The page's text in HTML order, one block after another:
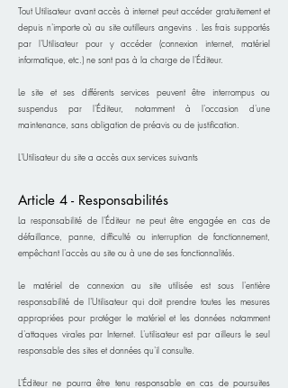
Tout Utilisateur avant accès à internet peut accéder gratuitement et
depuis n'importe où au site outilleurs angevins . Les frais supportés
par l'Utilisateur pour y accéder (connexion internet, matériel
informatique, etc.) ne sont pas à la charge de l'Éditeur.
Le site et ses différents services peuvent être interrompus ou
suspendus par l'Éditeur, notamment à l'occasion d'une
maintenance, sans obligation de préavis ou de justification.
L'Utilisateur du site a accès aux services suivants
Article 4 - Responsabilités
La responsabilité de l'Éditeur ne peut être engagée en cas de
défaillance, panne, difficulté ou interruption de fonctionnement,
empêchant l'accès au site ou à une de ses fonctionnalités.
Le matériel de connexion au site utilisée est sous l'entière
responsabilité de l'Utilisateur qui doit prendre toutes les mesures
appropriées pour protéger le matériel et les données notamment
d'attaques virales par Internet. L'utilisateur est par ailleurs le seul
responsable des sites et données qu'il consulte.
L'Éditeur ne pourra être tenu responsable en cas de poursuites